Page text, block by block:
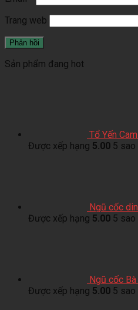
Trang web
Sản phẩm đang hot
Tổ Yến
Được xếp hạng 5.00 5 sao
Ngũ cốc
Được xếp hạng 5.00 5 sao
Ngũ cốc
Được xếp hạng 5.00 5 sao